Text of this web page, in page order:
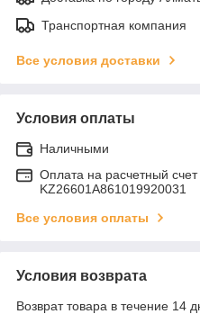
Транспортная компания
Все условия доставки
Условия оплаты
Наличными
Оплата на расчетный
KZ26601A861019920031
Все условия оплаты
Условия возврата
Возврат товара в течение 14